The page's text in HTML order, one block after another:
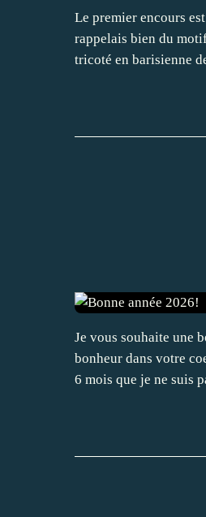
Le premier encours
rappelais bien du
tricoté en barisienne
Je vous souhaite une
bonheur dans votre
6 mois que je ne suis